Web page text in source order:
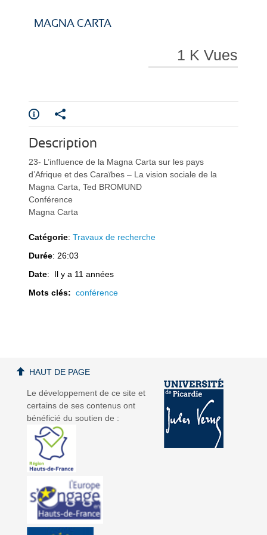
r
e
r
e
MAGNA CARTA
1 K Vues
Description
23- L’influence de la Magna Carta sur les pays
d’Afrique et des Caraïbes – La vision sociale de la
Magna Carta, Ted BROMUND
Conférence
Magna Carta
Catégorie:Travaux de recherche
Durée: 26:03
Date: Il y a 11 années
Mots clés:conférence
Le développement de ce site et
certains de ses contenus ont
bénéficié du soutien de :
HAUT DE PAGE